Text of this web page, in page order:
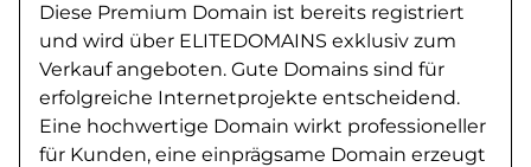
Diese Premium Domain ist bereits registriert
und wird über ELITEDOMAINS exklusiv zum
Verkauf angeboten. Gute Domains sind für
erfolgreiche Internetprojekte entscheidend.
Eine hochwertige Domain wirkt professioneller
für Kunden, eine einprägsame Domain erzeugt